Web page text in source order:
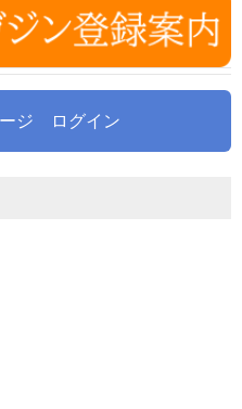
ジ ログイン